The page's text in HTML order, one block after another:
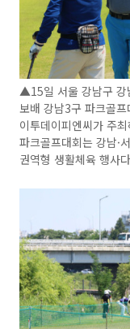
▲15일 서울 강남구 강
보배 강남3구 파크골
이투데이피엔씨가 주
파크골프대회는 강남·
권역형 생활체육 행사